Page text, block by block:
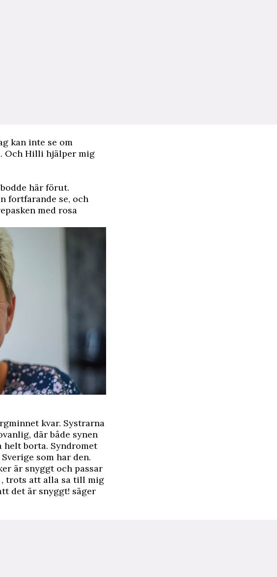
kan inte se om
Och Hilli hjälper mig
här förut.
fortfarande se, och
med rosa
kvar. Systrarna
där både synen
borta. Syndromet
som har den.
är snyggt och passar
, trots att alla sa till mig
det är snyggt! säger